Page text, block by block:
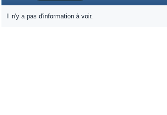
Il n'y a pas d'information à voir.